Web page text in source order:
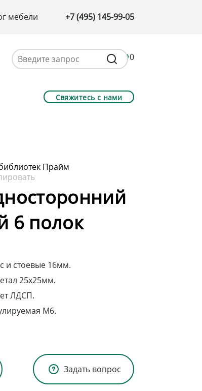
мебели +7 (495) 145-99-05
0
Свяжитесь с нами
Прайм
6 полок
и стоевые 16мм.
25х25мм.
ЛДСП.
М6.
Задать вопрос